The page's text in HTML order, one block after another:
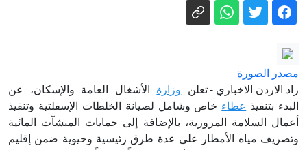
رجل يعيش داخل لوحة إعلانية.. نتفليكس
تبتكر أغرب دعاية لفيلم رعب
مشاورات البرهان مع قوى سودانية تقر
إسقاط عقوبة الإعدام عن قياديين
مصدر الصورة
زاد الاردن الاخباري -تعلن وزارة الأشغال العامة والإسكان، عن
البدء بتنفيذ عطاء خاص وشامل لصيانة الخلطات الإسفلتية وتنفيذ
أعمال السلامة المرورية، بالإضافة إلى حمايات المنشآت المائية
وتصريف مياه الأمطار على عدة طرق رئيسية وحيوية ضمن إقليم